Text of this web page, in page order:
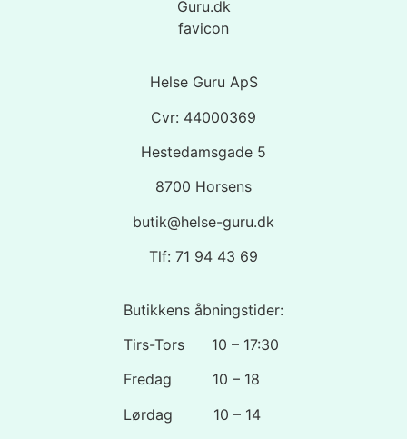
Helse Guru ApS
Cvr: 44000369
Hestedamsgade 5
8700 Horsens
butik@helse-guru.dk
Tlf: 71 94 43 69
Butikkens åbningstider:
Tirs-Tors 10 – 17:30
Fredag 10 – 18
Lørdag 10 – 14